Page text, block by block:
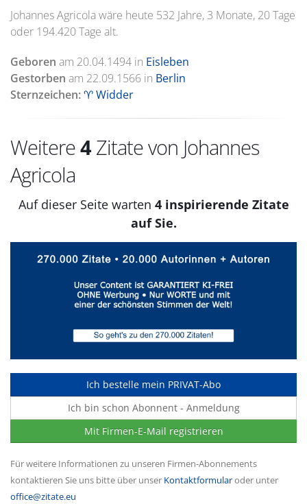
Johannes Agricola wäre heute 532 Jahre, 3 Monate, 20 Tage
oder 194.420 Tage alt.
Geboren am 20.04.1494 in Eisleben
Gestorben am 22.09.1566 in Berlin
Sternzeichen:♈ Widder
Weitere4 Zitate von Johannes
Agricola
Auf dieser Seite warten 4 inspirierende Zitate
auf Sie.
Ich bestelle mein PRIVAT-Abo
Ich bin schon Abonnent - Anmeldung
Mit Firmen-E-Mail registrieren
Für weitere Informationen zu unseren Firmen-Abonnements
kontaktieren Sie uns bitte über unser Kontaktformularoder unter
office@zitate.eu